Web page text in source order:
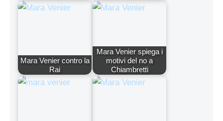
Mara Venier contro la
Rai
Mara Venier spiega i
motivi del no a
Chiambretti